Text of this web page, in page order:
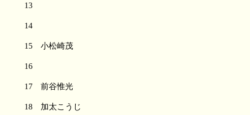
13
14
15 小松崎茂
16
17 前谷惟光
18 加太こうじ